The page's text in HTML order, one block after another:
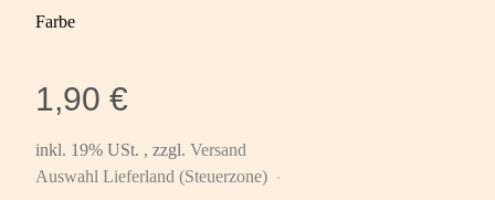
Farbe
1,90 €
inkl. 19% USt. , zzgl. Versand
Auswahl Lieferland (Steuerzone)